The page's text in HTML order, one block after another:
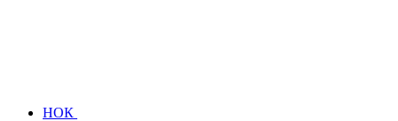
НОК